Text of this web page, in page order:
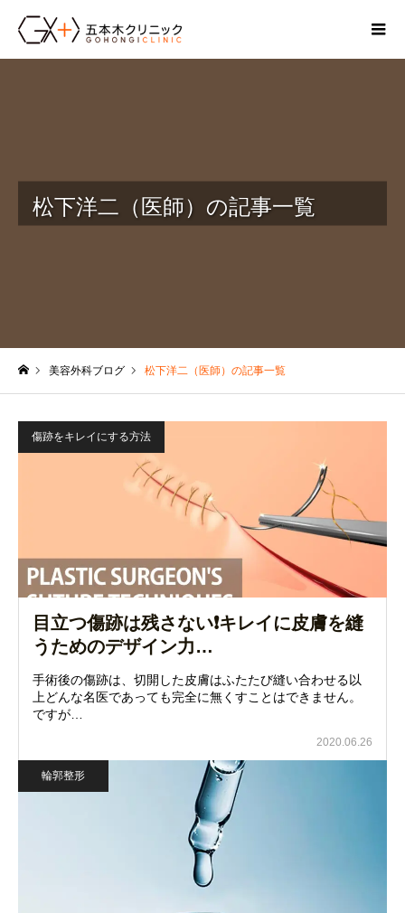
松下洋二（医師）の記事一覧
美容外科ブログ 松下洋二（医師）の記事一覧
傷跡をキレイにする方法
目立つ傷跡は残さない❗キレイに皮膚を縫
うためのデザイン力…
手術後の傷跡は、切開した皮膚はふたたび縫い合わせる以
上どんな名医であっても完全に無くすことはできません。
ですが…
2020.06.26
輪郭整形